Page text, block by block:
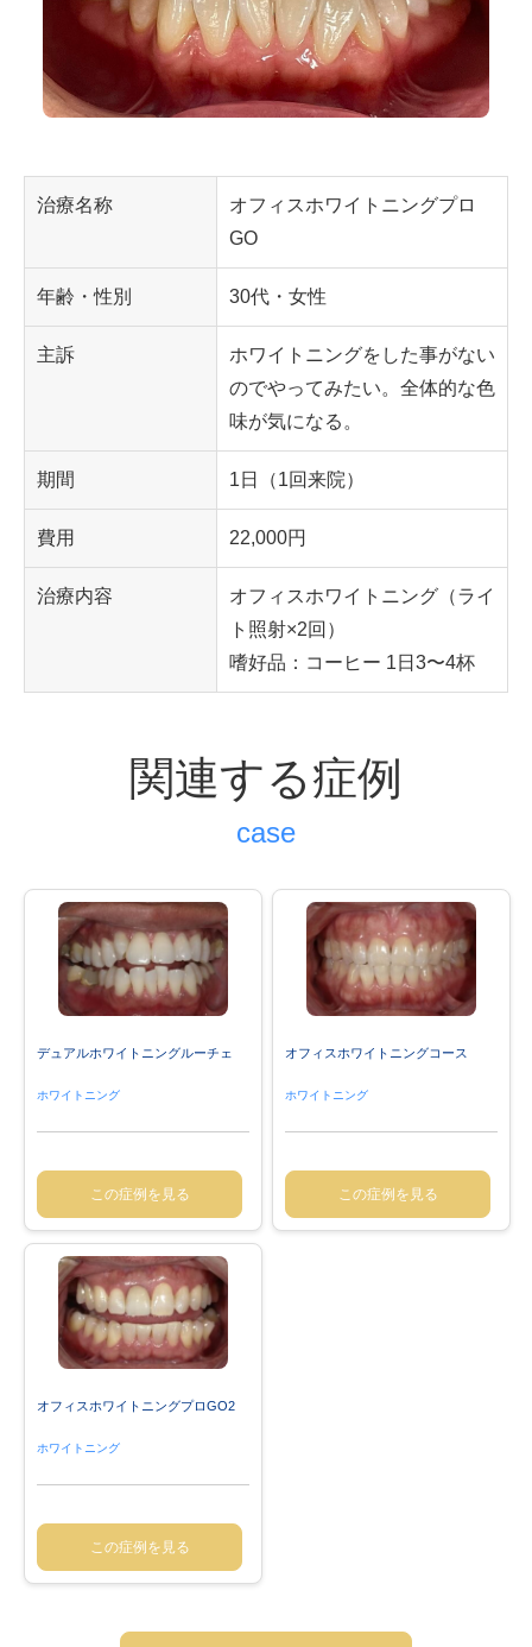
治療名称
オフィスホワイトニングプロ
GO
年齢・性別 30代・女性
主訴
ホワイトニングをした事がない
のでやってみたい。全体的な色
味が気になる。
期間 1日（1回来院）
費用 22,000円
治療内容
オフィスホワイトニング（ライ
ト照射×2回）
嗜好品：コーヒー 1日3〜4杯
関連する症例
デュアルホワイトニングルーチェ
ホワイトニング
この症例を見る
オフィスホワイトニングコース
ホワイトニング
この症例を見る
オフィスホワイトニングプロGO2
ホワイトニング
この症例を見る